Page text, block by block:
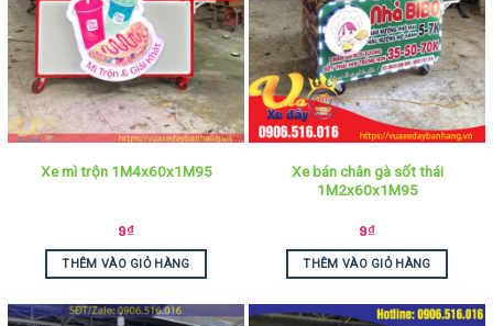
Xe mì trộn 1M4x60x1M95
9₫
THÊM VÀO GIỎ HÀNG
Xe bán chân gà sốt thái
1M2x60x1M95
9₫
THÊM VÀO GIỎ HÀNG